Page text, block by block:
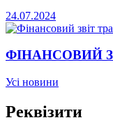
24.07.2024
ФІНАНСОВИЙ
Усі новини
Реквізити